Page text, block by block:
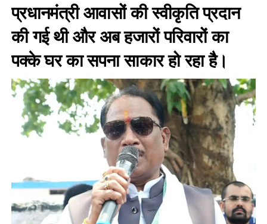
प्रधानमंत्री आवासों की स्वीकृति प्रदान
की गई थी और अब हजारों परिवारों का
पक्के घर का सपना साकार हो रहा है।